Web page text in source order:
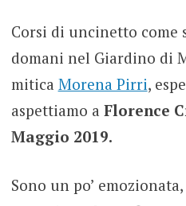
Corsi di uncinetto come
domani nel Giardino di
mitica Morena Pirri,
aspettiamo a Florence
Maggio 2019.
Sono un po’